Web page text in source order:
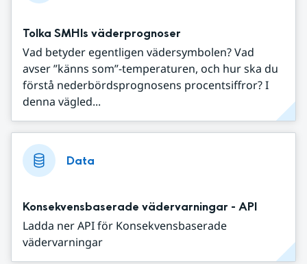
Tolka SMHIs väderprognoser
Vad betyder egentligen vädersymbolen? Vad
avser ”känns som”-temperaturen, och hur ska du
förstå nederbördsprognosens procentsiffror? I
denna vägled...
Data
Konsekvensbaserade vädervarningar - API
Ladda ner API för Konsekvensbaserade
vädervarningar